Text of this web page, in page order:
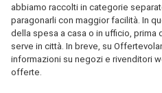
abbiamo raccolti in categorie
paragonarli con maggior facilità. In
della spesa a casa o in ufficio, prima
serve in città. In breve, su
informazioni su negozi e rivenditori
offerte.